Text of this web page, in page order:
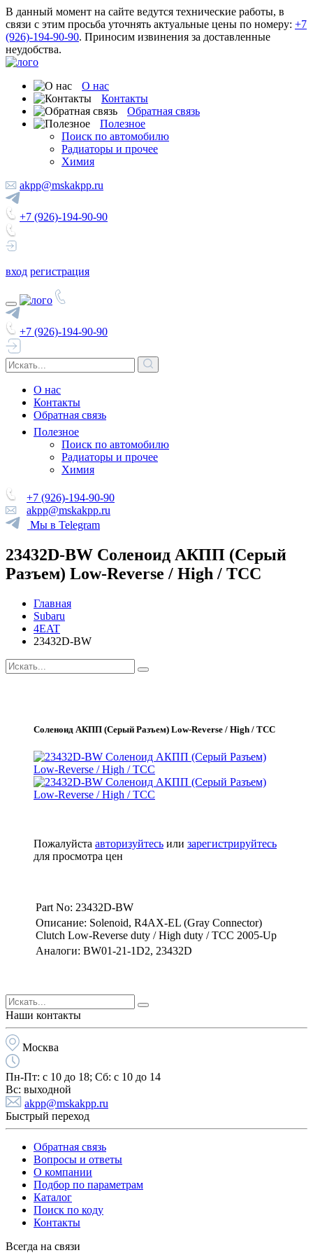
В данный момент на сайте ведутся технические работы, в
связи с этим просьба уточнять актуальные цены по номеру: +7
(926)-194-90-90. Приносим извинения за доставленные
неудобства.
О нас
Контакты
Обратная связь
Полезное
Поиск по автомобилю
Радиаторы и прочее
Химия
akpp@mskakpp.ru
+7 (926)-194-90-90
вход регистрация
+7 (926)-194-90-90
О нас
Контакты
Обратная связь
Полезное
Поиск по автомобилю
Радиаторы и прочее
Химия
+7 (926)-194-90-90
akpp@mskakpp.ru
Мы в Telegram
23432D-BW Соленоид АКПП (Серый
Разъем) Low-Reverse / High / TCC
Главная
Subaru
4EAT
23432D-BW
Соленоид АКПП (Серый Разъем) Low-Reverse / High / TCC
Пожалуйста авторизуйтесь или зарегистрируйтесь
для просмотра цен
Part No: 23432D-BW
Описание: Solenoid, R4AX-EL (Gray Connector)
Clutch Low-Reverse duty / High duty / TCC 2005-Up
Аналоги: BW01-21-1D2, 23432D
Наши контакты
Москва
Пн-Пт: с 10 до 18; Cб: с 10 до 14
Вс: выходной
akpp@mskakpp.ru
Быстрый переход
Обратная связь
Вопросы и ответы
О компании
Подбор по параметрам
Каталог
Поиск по коду
Контакты
Всегда на связи